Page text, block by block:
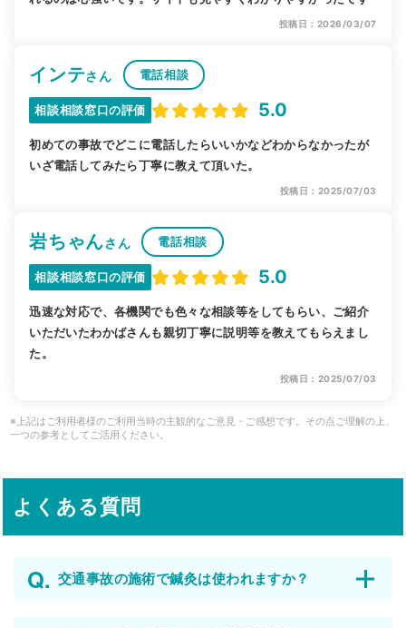
投稿日：2026/03/07
インテさん 電話相談
相談相談窓口の評価 5.0
初めての事故でどこに電話したらいいかなどわからなかったが
いざ電話してみたら丁寧に教えて頂いた。
投稿日：2025/07/03
岩ちゃんさん 電話相談
相談相談窓口の評価 5.0
迅速な対応で、各機関でも色々な相談等をしてもらい、ご紹介
いただいたわかばさんも親切丁寧に説明等を教えてもらえまし
た。
投稿日：2025/07/03
※上記はご利用者様のご利用当時の主観的なご意見・ご感想です。その点ご理解の上、
一つの参考としてご活用ください。
よくある質問
交通事故の施術で鍼灸は使われますか？